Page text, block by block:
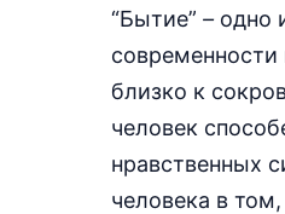
“Бытие” – одно
близко к
человек
нравственных
человека в том,